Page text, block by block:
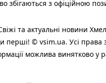
збігаються з офіційною
та актуальні новини
перші! © vsim.ua. Усі
можлива винятково у